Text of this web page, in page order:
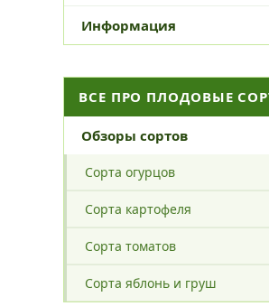
Информация
ВСЕ ПРО ПЛОДОВЫЕ
Обзоры сортов
Сорта огурцов
Сорта картофеля
Сорта томатов
Сорта яблонь и груш